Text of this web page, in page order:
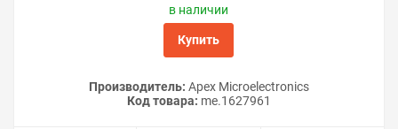
Как обнулить чип СНПЧ.
в наличии
Купить
Производитель: Apex Microelectronics
Код товара: me.1627961